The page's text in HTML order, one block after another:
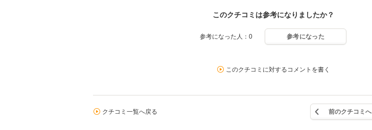
このクチコミは参考になりましたか？
参考になった人：0 参考になった
このクチコミに対するコメントを書く
クチコミ一覧へ戻る 前のクチコミへ